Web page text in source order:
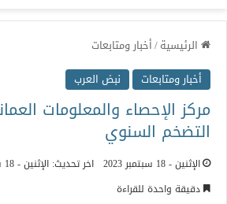
الرئيسية/أخبار ومتابعات
أخبار ومتابعات
نبض العرب
مركز الإحصاء والمعلومات
التضخم السنوي
الإثنين - 18 سبتمبر 2023
اخر تحديث: الإثنين - 18 سبتمبر 2023
دقيقة واحدة للقراءة